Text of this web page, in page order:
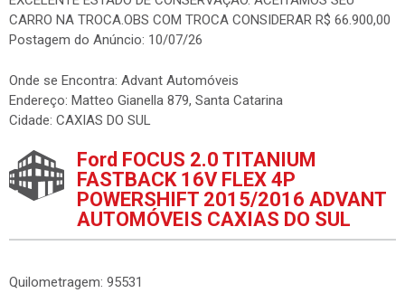
CARRO NA TROCA.OBS COM TROCA CONSIDERAR R$ 66.900,00
Postagem do Anúncio: 10/07/26
Onde se Encontra: Advant Automóveis
Endereço: Matteo Gianella 879, Santa Catarina
Cidade: CAXIAS DO SUL
Ford FOCUS 2.0 TITANIUM
FASTBACK 16V FLEX 4P
POWERSHIFT 2015/2016 ADVANT
AUTOMÓVEIS CAXIAS DO SUL
Quilometragem: 95531